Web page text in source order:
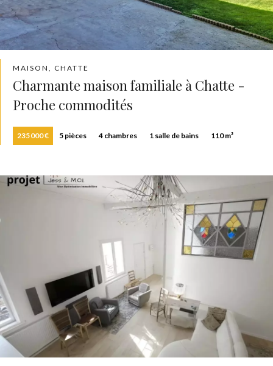
MAISON, CHATTE
Charmante maison familiale à Chatte -
Proche commodités
235 000 € 5 pièces 4 chambres 1 salle de bains 110 m²